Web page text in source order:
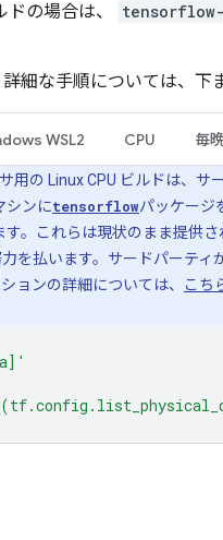
の場合は、
細な手順については、下
WSL2 CPU 毎
の Linux CPU ビルドは、サ
シンにtensorflowパッケージ
。これらは現状のまま提供
を払います。サードパーティ
ョンの詳細については、
こち